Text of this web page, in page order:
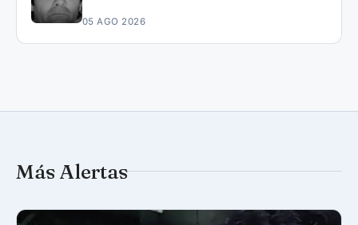
05 AGO 2026
Más Alertas